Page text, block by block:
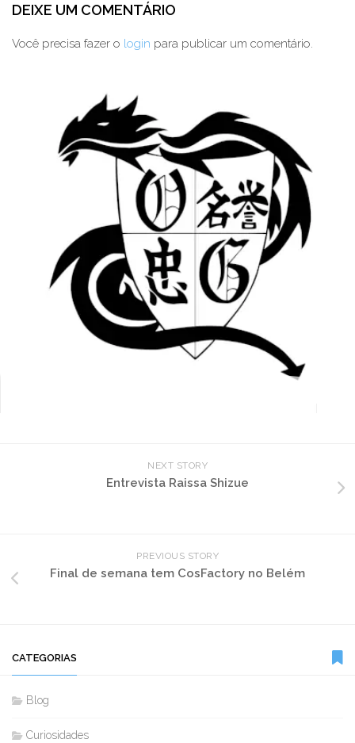
DEIXE UM COMENTÁRIO
Você precisa fazer o login para publicar um comentário.
NEXT STORY
Entrevista Raissa Shizue
PREVIOUS STORY
Final de semana tem CosFactory no Belém
CATEGORIAS
Blog
Curiosidades